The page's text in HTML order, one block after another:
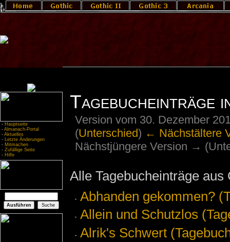
- Hauptseite
- Almanach-Portal
- Aktuelles
- Letzte Änderungen
- Mitmachen
- Zufällige Seite
- Hilfe
Tagebucheinträge
Version vom 30. Dezember
(Unterschied) ← Nächstältere
Nächstjüngere Version →
Alle Tagebucheinträge aus
Abhanden gekommen?
Allein und Schutzlos
Alrik's Schwert